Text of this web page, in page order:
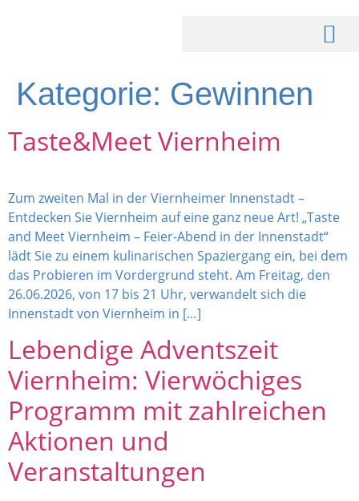
Kategorie: Gewinnen
Taste&Meet Viernheim
Zum zweiten Mal in der Viernheimer Innenstadt –
Entdecken Sie Viernheim auf eine ganz neue Art! „Taste
and Meet Viernheim – Feier-Abend in der Innenstadt“
lädt Sie zu einem kulinarischen Spaziergang ein, bei dem
das Probieren im Vordergrund steht. Am Freitag, den
26.06.2026, von 17 bis 21 Uhr, verwandelt sich die
Innenstadt von Viernheim in […]
Lebendige Adventszeit
Viernheim: Vierwöchiges
Programm mit zahlreichen
Aktionen und
Veranstaltungen